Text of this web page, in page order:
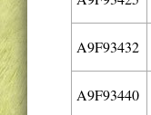
A9F93432
A9F93440